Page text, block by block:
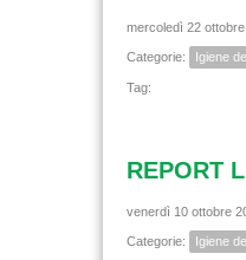
mercoledì 22
Categorie: Igiene
Tag:
REPORT
venerdì 10 ottobre
Categorie: Igiene